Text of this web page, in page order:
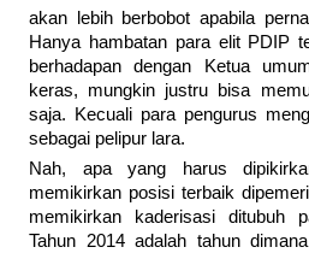
akan lebih berbobot apabila
Hanya hambatan para elit PDIP
berhadapan dengan Ketua
keras, mungkin justru bisa
saja. Kecuali para pengurus
sebagai pelipur lara.
Nah, apa yang harus
memikirkan posisi terbaik
memikirkan kaderisasi ditubuh
Tahun 2014 adalah tahun